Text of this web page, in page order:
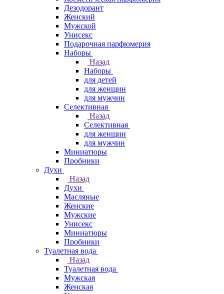
Дезодорант
Женский
Мужской
Унисекс
Подарочная парфюмерия
Наборы
Назад
Наборы
для детей
для женщин
для мужчин
Селективная
Назад
Селективная
для женщин
для мужчин
Миниатюры
Пробники
Духи
Назад
Духи
Масляные
Женские
Мужские
Унисекс
Миниатюры
Пробники
Туалетная вода
Назад
Туалетная вода
Мужская
Женская